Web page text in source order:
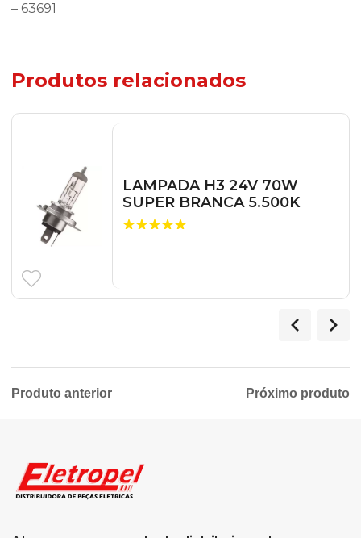
– 63691
Produtos relacionados
LAMPADA H3 24V 70W
SUPER BRANCA 5.500K
Produto anterior Próximo produto